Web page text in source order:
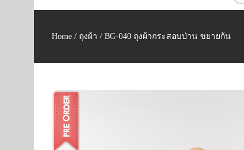
Home / ถุงผ้า / BG-040 ถุงผ้ากระสอบป่าน ขยายก้น